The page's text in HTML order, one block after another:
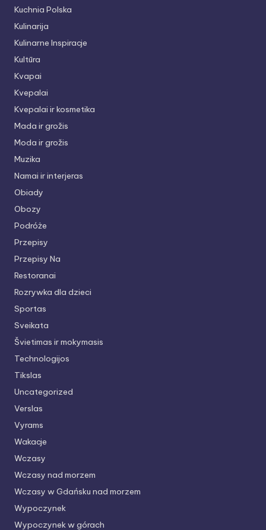
Kuchnia Polska
Kulinarija
Kulinarne Inspiracje
Kultūra
Kvapai
Kvepalai
Kvepalai ir kosmetika
Mada ir grožis
Moda ir grožis
Muzika
Namai ir interjeras
Obiady
Obozy
Podróże
Przepisy
Przepisy Na
Restoranai
Rozrywka dla dzieci
Sportas
Sveikata
Švietimas ir mokymasis
Technologijos
Tikslas
Uncategorized
Verslas
Vyrams
Wakacje
Wczasy
Wczasy nad morzem
Wczasy w Gdańsku nad morzem
Wypoczynek
Wypoczynek w górach